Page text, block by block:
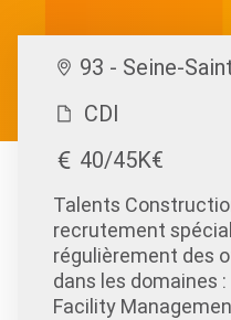
93 - Seine-
CDI
40/45K€
Talents
recrutement
régulièrement des
dans les domaines
Facility